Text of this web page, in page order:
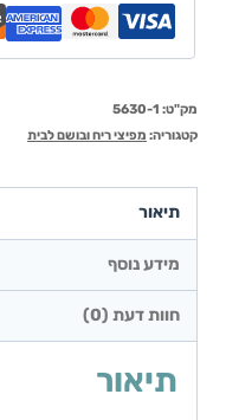
מק"ט: 5630-1
קטגוריה: מפיצי ריח ובושם לבית
תיאור
מידע נוסף
חוות דעת (0)
תיאור